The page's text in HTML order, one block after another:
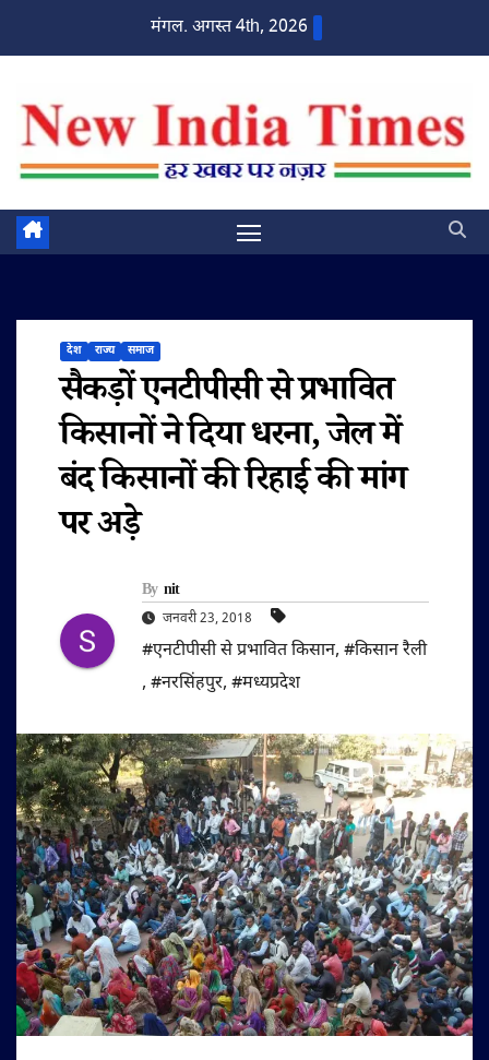
मंगल. अगस्त 4th, 2026
देश राज्य समाज
सैकड़ों एनटीपीसी से प्रभावित
किसानों ने दिया धरना, जेल में
बंद किसानों की रिहाई की मांग
पर अड़े
By nit
जनवरी 23, 2018
#एनटीपीसी से प्रभावित किसान, #किसान रैली
, #नरसिंहपुर, #मध्यप्रदेश